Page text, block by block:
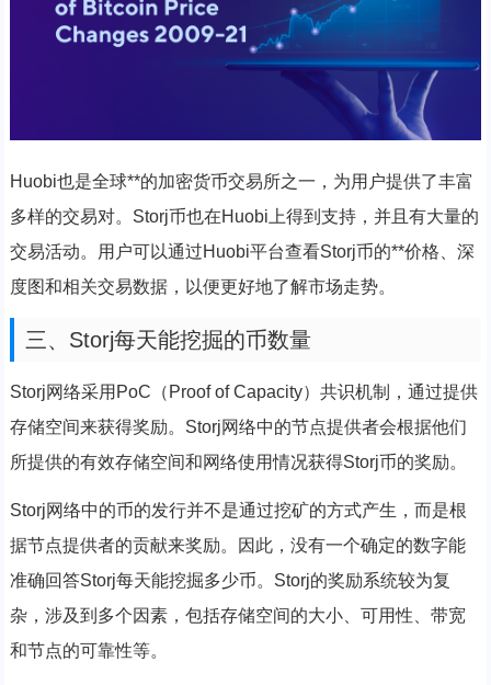
Huobi也是全球**的加密货币交易所之一，为用户提供了丰富
多样的交易对。Storj币也在Huobi上得到支持，并且有大量的
交易活动。用户可以通过Huobi平台查看Storj币的**价格、深
度图和相关交易数据，以便更好地了解市场走势。
三、Storj每天能挖掘的币数量
Storj网络采用PoC（Proof of Capacity）共识机制，通过提供
存储空间来获得奖励。Storj网络中的节点提供者会根据他们
所提供的有效存储空间和网络使用情况获得Storj币的奖励。
Storj网络中的币的发行并不是通过挖矿的方式产生，而是根
据节点提供者的贡献来奖励。因此，没有一个确定的数字能
准确回答Storj每天能挖掘多少币。Storj的奖励系统较为复
杂，涉及到多个因素，包括存储空间的大小、可用性、带宽
和节点的可靠性等。